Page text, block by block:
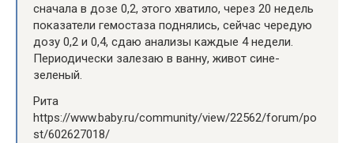
сначала в дозе 0,2, этого хватило, через 20 недель
показатели гемостаза поднялись, сейчас чередую
дозу 0,2 и 0,4, сдаю анализы каждые 4 недели.
Периодически залезаю в ванну, живот сине-
зеленый.
Рита
https://www.baby.ru/community/view/22562/forum/po
st/602627018/